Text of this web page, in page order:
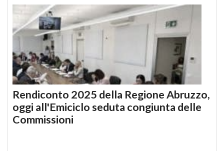
Rendiconto 2025 della Regione Abruzzo,
oggi all'Emiciclo seduta congiunta delle
Commissioni